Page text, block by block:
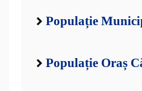
Populație
Populație Oraș